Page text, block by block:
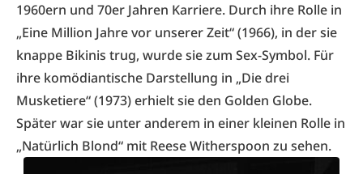
1960ern und 70er Jahren Karriere. Durch ihre Rolle in
„Eine Million Jahre vor unserer Zeit“ (1966), in der sie
knappe Bikinis trug, wurde sie zum Sex-Symbol. Für
ihre komödiantische Darstellung in „Die drei
Musketiere“ (1973) erhielt sie den Golden Globe.
Später war sie unter anderem in einer kleinen Rolle in
„Natürlich Blond“ mit Reese Witherspoon zu sehen.